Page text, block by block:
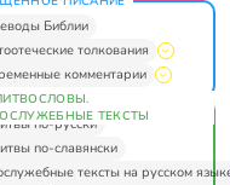
Библии
толкования
комментарии
ТЕКСТЫ
по-русски
по-славянски
тексты на русском